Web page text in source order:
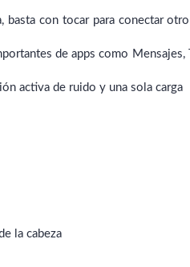
con tocar para conectar
de apps como
activa de ruido y una sola carga
la cabeza